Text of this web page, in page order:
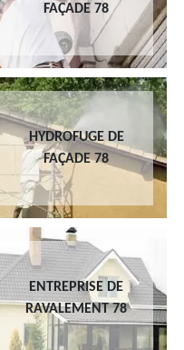
FAÇADE 78
HYDROFUGE DE
FAÇADE 78
ENTREPRISE DE
RAVALEMENT 78